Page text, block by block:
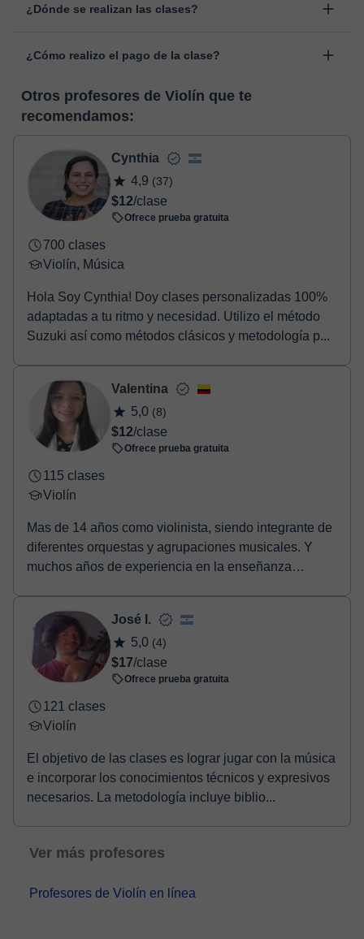
cambiar la hora o el día de clase. Puedes hacerlo desde tu área
¿Dónde se realizan las clases?
desarrollada para el ámbito formativo con muchas
pizarra virtual o el editor de textos a tiempo real. En el siguiente
enlace puedes ver una demo del aula y conocerla:
virtual
¿Cómo realizo el pago de la clase?
horas, podrás realizar el pago mediante nuestro TPV virtual.
Tienes dos opciones para efectuar el pago:
- Tarjeta de crédito.
- Paypal.
Una vez realices el pago de la clase, recibirás un email de
confirmación de la reserva.
Otros profesores de Violín que te
recomendamos:
Cynthia
4,9 (37)
$12/clase
Ofrece prueba gratuita
700 clases
Violín, Música
Hola Soy Cynthia! Doy clases personalizadas 100%
adaptadas a tu ritmo y necesidad. Utilizo el método
Suzuki así como métodos clásicos y metodología p...
Valentina
5,0 (8)
$12/clase
Ofrece prueba gratuita
115 clases
Violín
Mas de 14 años como violinista, siendo integrante de
diferentes orquestas y agrupaciones musicales. Y
muchos años de experiencia en la enseñanza
José I.
5,0 (4)
$17/clase
Ofrece prueba gratuita
121 clases
Violín
El objetivo de las clases es lograr jugar con la música
e incorporar los conocimientos técnicos y expresivos
necesarios. La metodología incluye biblio...
Ver más profesores
Profesores de Violín en línea